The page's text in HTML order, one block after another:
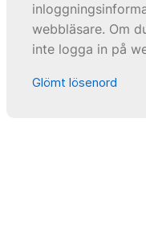
webbläsare. Om
inte logga in på
Glömt lösenord